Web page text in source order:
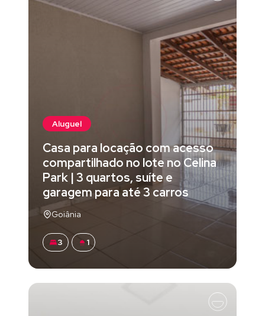
Aluguel
Casa para locação com acesso
compartilhado no lote no Celina
Park | 3 quartos, suíte e
garagem para até 3 carros
Goiânia
3 1